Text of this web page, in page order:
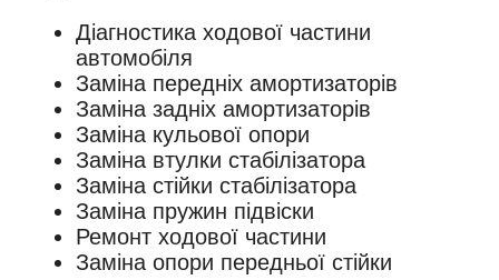
Діагностика ходової частини
автомобіля
Заміна передніх амортизаторів
Заміна задніх амортизаторів
Заміна кульової опори
Заміна втулки стабілізатора
Заміна стійки стабілізатора
Заміна пружин підвіски
Ремонт ходової частини
Заміна опори передньої стійки